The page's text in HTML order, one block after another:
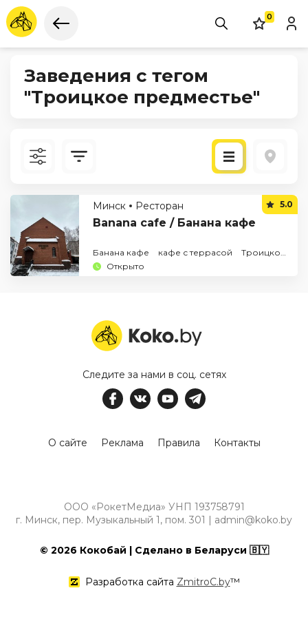
0
Заведения с тегом
"Троицкое предместье"
По рейтингуМинск Ресторан
Banana cafe / Банана кафе
5.0
Банана кафе кафе с террасой
Троицкое предместье
Открыто
Следите за нами в соц. сетях
О сайте Реклама Правила Контакты
ООО «РокетМедиа» УНП 193758791
г. Минск, пер. Музыкальный 1, пом. 301 | admin@koko.by
© 2026 Кокобай | Сделано в Беларуси 🇧🇾
Разработка сайта ZmitroC.by™